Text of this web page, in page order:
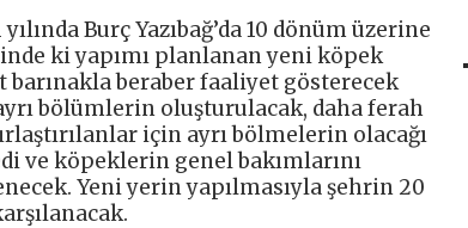
Burç Yazıbağ’da 10 dönüm üzerine
ki yapımı planlanan yeni köpek
barınakla beraber faaliyet gösterecek
bölümlerin oluşturulacak, daha ferah
için ayrı bölmelerin olacağı
ve köpeklerin genel bakımlarını
Yeni yerin yapılmasıyla şehrin 20